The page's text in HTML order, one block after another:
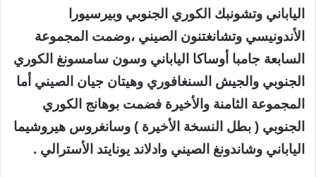
الياباني وتشونبك الكوري الجنوبي وبيرسيورا
الأندونيسي وتشانغتنون الصيني ،وضمت المجموعة
السابعة جامبا أوساكا الياباني وسون سامسونغ الكوري
الجنوبي والجيش السنغافوري وهيتان جيان الصيني أما
المجموعة الثامنة والأخيرة فضمت بوهانج الكوري
الجنوبي ( بطل النسخة الأخيرة ) وسانغروس هيروشيما
الياباني وشاندونغ الصيني وادلاند يونايتد الأسترالي .